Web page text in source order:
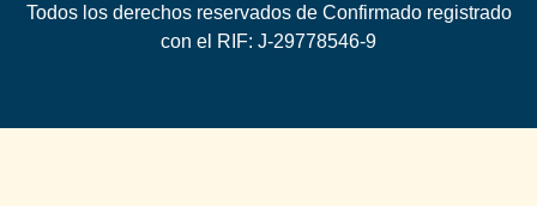
Todos los derechos reservados de Confirmado registrado
con el RIF: J-29778546-9